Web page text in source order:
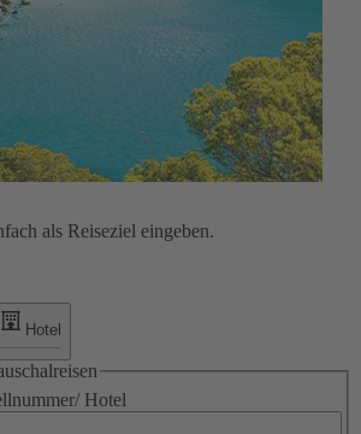
als Reiseziel eingeben.
Hotel
Hotel